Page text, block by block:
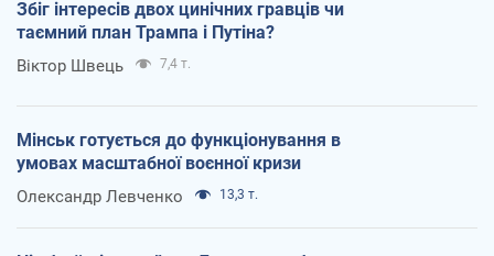
Збіг інтересів двох цинічних гравців чи
таємний план Трампа і Путіна?
Віктор Швець 7,4 т.
Мінськ готується до функціонування в
умовах масштабної воєнної кризи
Олександр Левченко 13,3 т.